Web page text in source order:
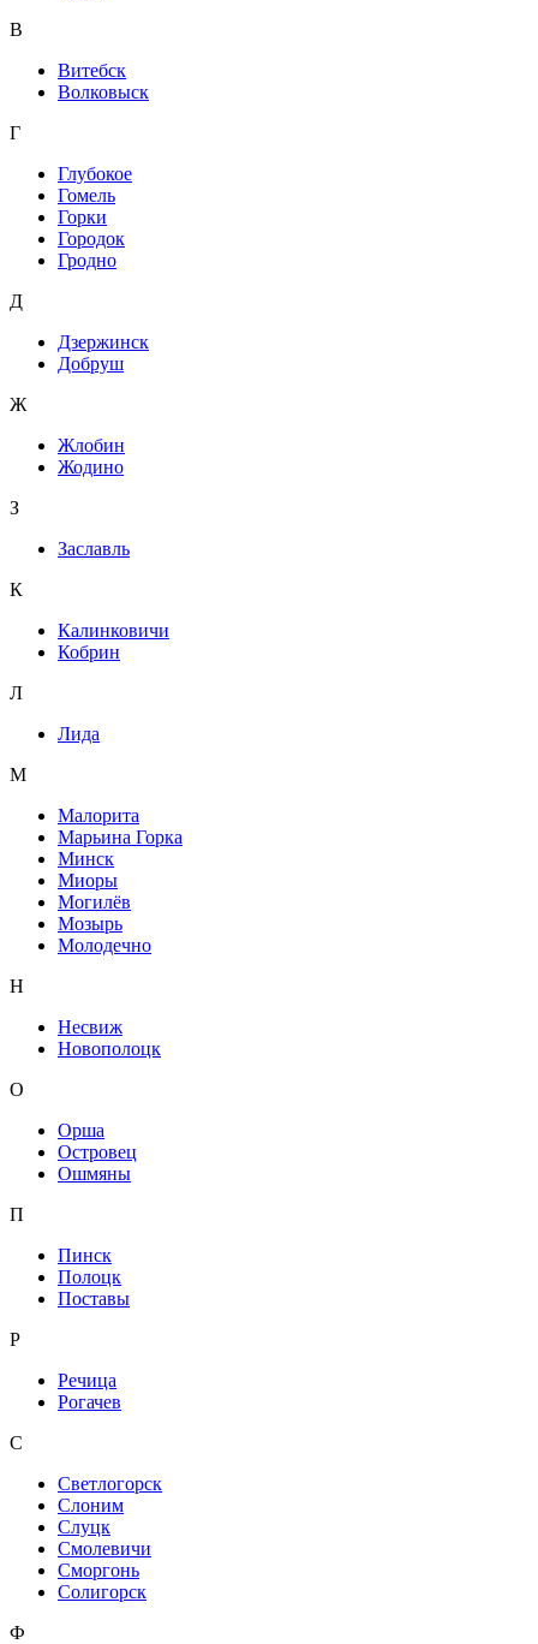
В
Витебск
Волковыск
Г
Глубокое
Гомель
Горки
Городок
Гродно
Д
Дзержинск
Добруш
Ж
Жлобин
Жодино
З
Заславль
К
Калинковичи
Кобрин
Л
Лида
М
Малорита
Марьина Горка
Минск
Миоры
Могилёв
Мозырь
Молодечно
Н
Несвиж
Новополоцк
О
Орша
Островец
Ошмяны
П
Пинск
Полоцк
Поставы
Р
Речица
Рогачев
С
Светлогорск
Слоним
Слуцк
Смолевичи
Сморгонь
Солигорск
Ф